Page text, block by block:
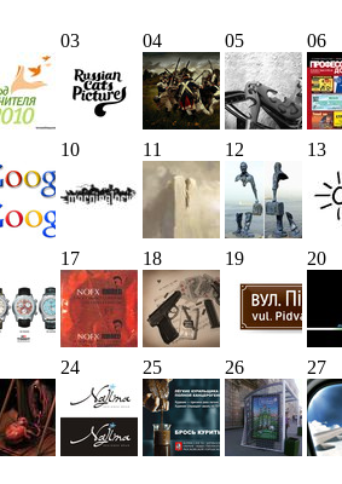
03 04 05 06
10 11 12 13
17 18 19 20
24 25 26 27